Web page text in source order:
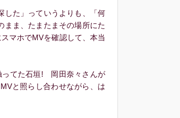
た」っていうよりも、「何
まま、たまたまその場所にた
マホでMVを確認して、本当
てた石垣! 岡田奈々さんが
と照らし合わせながら、は